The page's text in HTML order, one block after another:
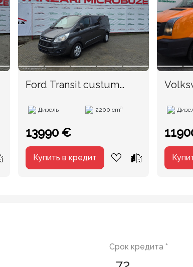
Ford Transit custum
Дизель 2200 cm³
13990 €
Купить в кредит
Срок кредита *